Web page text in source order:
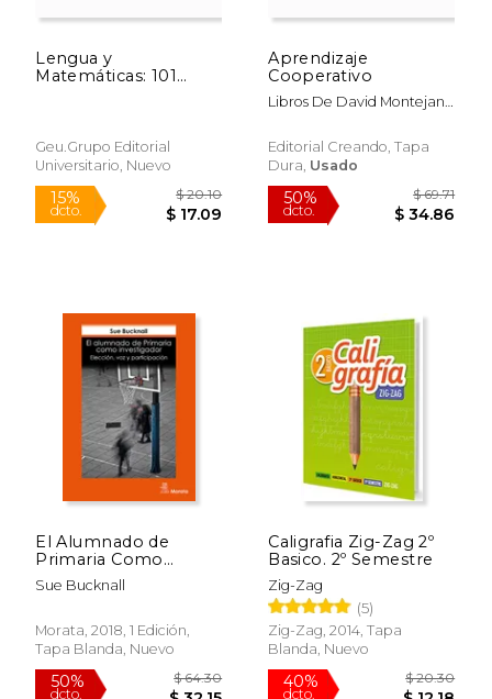
Lengua y
Matemáticas: 101
Geu.Grupo Editorial
Universitario, Nuevo
15%
Aprendizaje
Cooperativo
Libros De David Montejano
Editorial Creando, Tapa
Dura, Usado
50%
dcto.
El Alumnado de
Primaria Como
Investigador
Sue Bucknall
Morata, 2018, 1 Edición,
Tapa Blanda, Nuevo
Caligrafia Zig-Zag 2º
Basico. 2º Semestre
Zig-Zag
(5)
Zig-Zag, 2014, Tapa
Blanda, Nuevo